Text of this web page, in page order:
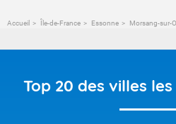
Accueil Île-de-France Essonne Morsang-sur-
Top 20 des villes